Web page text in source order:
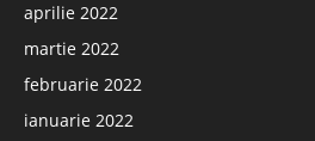
aprilie 2022
martie 2022
februarie 2022
ianuarie 2022